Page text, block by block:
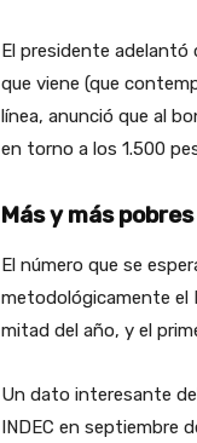
El presidente adelantó
que viene (que
línea, anunció que al
en torno a los 1.500
Más y más pobres
El número que se
metodológicamente el
mitad del año, y el
Un dato interesante
INDEC en septiembre